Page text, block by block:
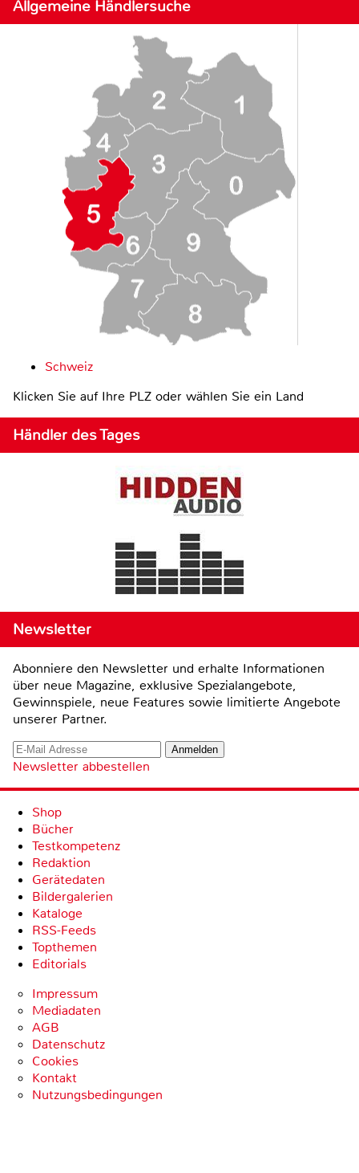
Allgemeine Händlersuche
Schweiz
Klicken Sie auf Ihre PLZ oder wählen Sie ein Land
Händler des Tages
Newsletter
Abonniere den Newsletter und erhalte Informationen
über neue Magazine, exklusive Spezialangebote,
Gewinnspiele, neue Features sowie limitierte Angebote
unserer Partner.
Newsletter abbestellen
Shop
Bücher
Testkompetenz
Redaktion
Gerätedaten
Bildergalerien
Kataloge
RSS-Feeds
Topthemen
Editorials
Impressum
Mediadaten
AGB
Datenschutz
Cookies
Kontakt
Nutzungsbedingungen